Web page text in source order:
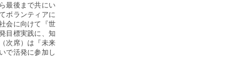
最後まで共にい
ボランティアに
会に向けて『世
目標実践に、知
次席）は『未来
で活発に参加し